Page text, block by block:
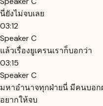
นี่ยังไม่จบเลย
03:12
Speaker C
แล้วเรื่องยูเครนเราก็บอกว่า
03:15
Speaker C
มหาอำนาจทุกฝ่ายนี่ มีคนบอก
อยากให้จบ